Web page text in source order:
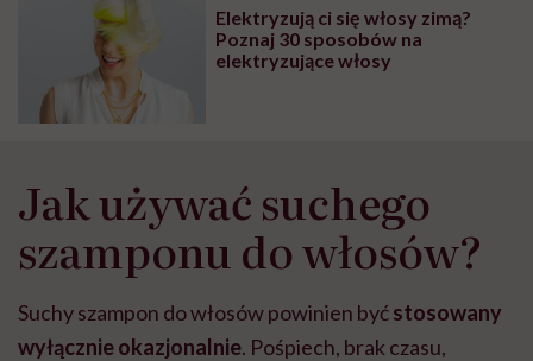
Elektryzują ci się włosy zimą?
Poznaj 30 sposobów na
elektryzujące włosy
Jak używać suchego
szamponu do włosów?
Suchy szampon do włosów powinien byćstosowany
wyłącznie okazjonalnie. Pośpiech, brak czasu,